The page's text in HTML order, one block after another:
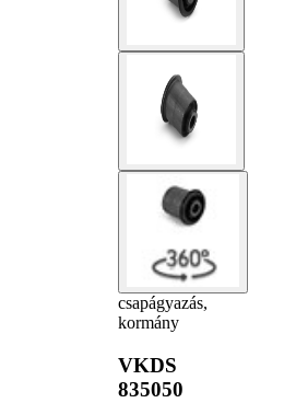
csapágyazás,
kormány
VKDS
835050